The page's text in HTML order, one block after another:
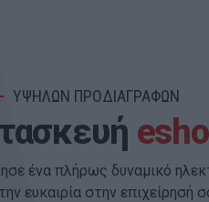
ΥΨΗΛΩΝ ΠΡΟΔΙΑΓΡΑΦΩΝ
ένα πλήρως δυναμικό
ευκαιρία στην επιχείρησή